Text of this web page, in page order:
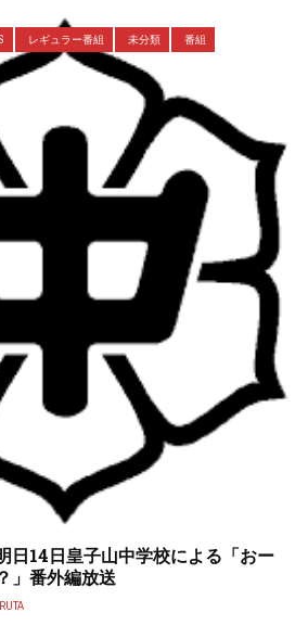
レギュラー番組 未分類 番組
日14日皇子山中学校による「おー
」番外編放送